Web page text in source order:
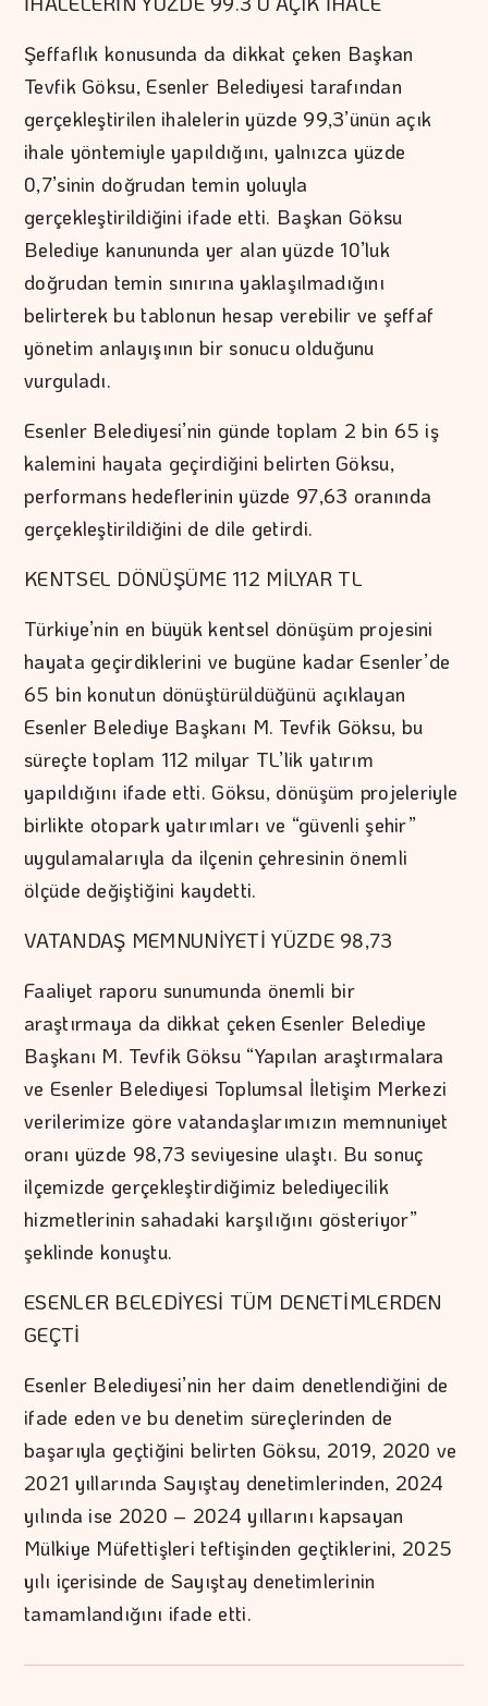
Şeffaflık konusunda da dikkat çeken Başkan
Tevfik Göksu, Esenler Belediyesi tarafından
gerçekleştirilen ihalelerin yüzde 99,3’ünün açık
ihale yöntemiyle yapıldığını, yalnızca yüzde
0,7’sinin doğrudan temin yoluyla
gerçekleştirildiğini ifade etti. Başkan Göksu
Belediye kanununda yer alan yüzde 10’luk
doğrudan temin sınırına yaklaşılmadığını
belirterek bu tablonun hesap verebilir ve şeffaf
yönetim anlayışının bir sonucu olduğunu
vurguladı.
Esenler Belediyesi’nin günde toplam 2 bin 65 iş
kalemini hayata geçirdiğini belirten Göksu,
performans hedeflerinin yüzde 97,63 oranında
gerçekleştirildiğini de dile getirdi.
KENTSEL DÖNÜŞÜME 112 MİLYAR TL
Türkiye’nin en büyük kentsel dönüşüm projesini
hayata geçirdiklerini ve bugüne kadar Esenler’de
65 bin konutun dönüştürüldüğünü açıklayan
Esenler Belediye Başkanı M. Tevfik Göksu, bu
süreçte toplam 112 milyar TL’lik yatırım
yapıldığını ifade etti. Göksu, dönüşüm projeleriyle
birlikte otopark yatırımları ve “güvenli şehir”
uygulamalarıyla da ilçenin çehresinin önemli
ölçüde değiştiğini kaydetti.
VATANDAŞ MEMNUNİYETİ YÜZDE 98,73
Faaliyet raporu sunumunda önemli bir
araştırmaya da dikkat çeken Esenler Belediye
Başkanı M. Tevfik Göksu “Yapılan araştırmalara
ve Esenler Belediyesi Toplumsal İletişim Merkezi
verilerimize göre vatandaşlarımızın memnuniyet
oranı yüzde 98,73 seviyesine ulaştı. Bu sonuç
ilçemizde gerçekleştirdiğimiz belediyecilik
hizmetlerinin sahadaki karşılığını gösteriyor”
şeklinde konuştu.
ESENLER BELEDİYESİ TÜM DENETİMLERDEN
GEÇTİ
Esenler Belediyesi’nin her daim denetlendiğini de
ifade eden ve bu denetim süreçlerinden de
başarıyla geçtiğini belirten Göksu, 2019, 2020 ve
2021 yıllarında Sayıştay denetimlerinden, 2024
yılında ise 2020 – 2024 yıllarını kapsayan
Mülkiye Müfettişleri teftişinden geçtiklerini, 2025
yılı içerisinde de Sayıştay denetimlerinin
tamamlandığını ifade etti.